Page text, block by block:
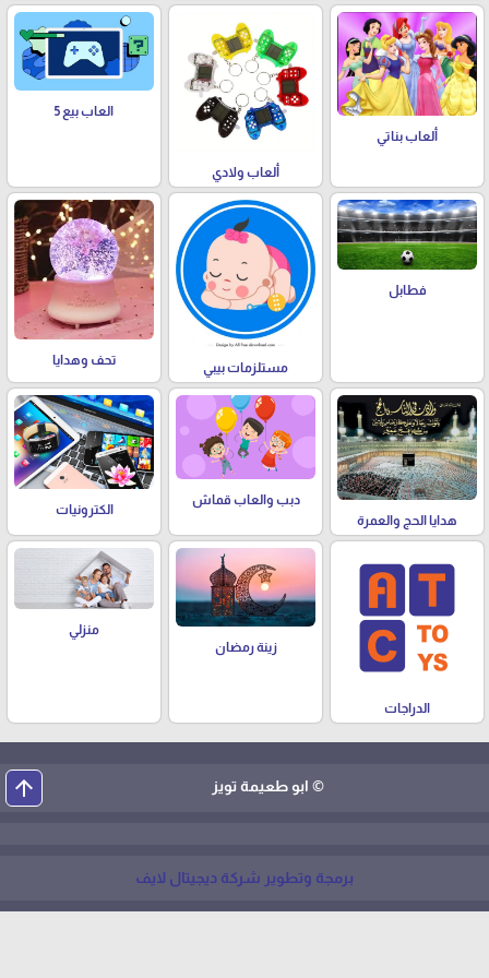
ألعاب بناتي
ألعاب ولادي
العاب بيع 5
فطابل
مستلزمات بيبي
تحف وهدايا
هدايا الحج والعمرة
دبب والعاب قماش
الكترونيات
الدراجات
زينة رمضان
منزلي
© ابو طعيمة تويز arrow_upward
برمجة وتطوير شركة ديجيتال لايف